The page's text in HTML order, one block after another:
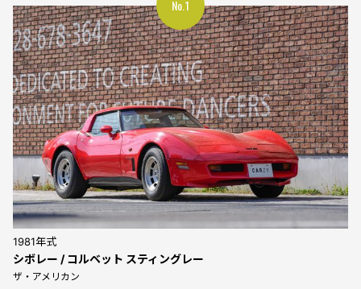
1981年式
シボレー / コルベット スティングレー
ザ・アメリカン